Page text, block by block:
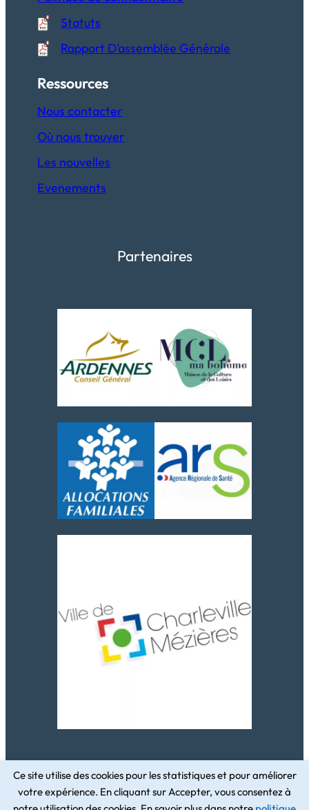
Ce site utilise des cookies pour les statistiques et pour améliorer
votre expérience. En cliquant sur Accepter, vous consentez à
Statuts
Rapport D’assemblée Générale
Ressources
Nous contacter
Où nous trouver
Les nouvelles
Evenements
Partenaires
Conception du site par